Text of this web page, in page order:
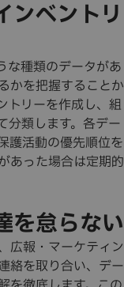
ンベントリ
な種類のデータがあ
かを把握することか
トリーを作成し、組
分類します。各デー
護活動の優先順位を
あった場合は定期的
を怠らない
広報・マーケティン
絡を取り合い、デー